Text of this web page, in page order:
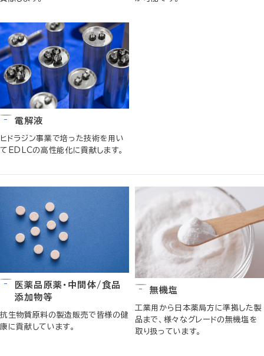
電解液
ヒドラジン事業で培った技術を用い
てEDLCの高性能化に貢献します。
医薬品原薬・中間体/食品
添加物等
抗生物質原料の製造販売で皆様の健
康に貢献しています。
無機塩
工業用から日本薬局方に準拠した製
品まで、様々なグレードの無機塩を
取り扱っています。